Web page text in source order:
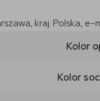
kraj: Polska,
Kolor
Kolor